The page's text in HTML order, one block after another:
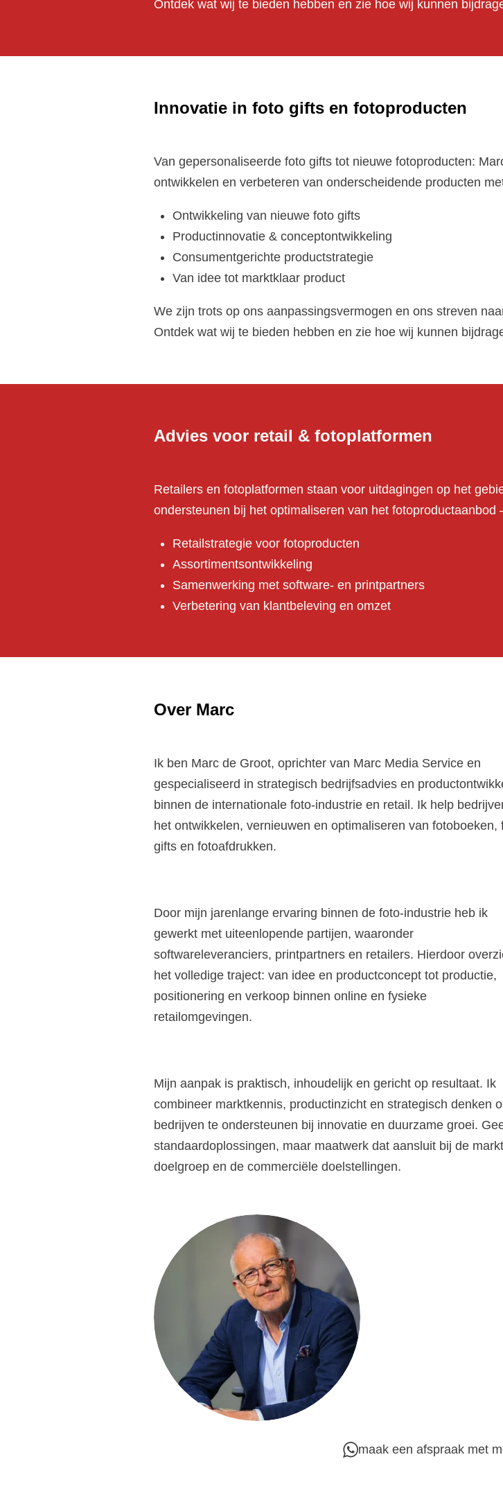
Ontdek wat wij te bieden hebben en zie hoe wij kunnen
Innovatie in foto gifts en fotoproducten
Van gepersonaliseerde foto gifts tot nieuwe fotoproducten:
ontwikkelen en verbeteren van onderscheidende producten
Ontwikkeling van nieuwe foto gifts
Productinnovatie & conceptontwikkeling
Consumentgerichte productstrategie
Van idee tot marktklaar product
We zijn trots op ons aanpassingsvermogen en ons streven
Ontdek wat wij te bieden hebben en zie hoe wij kunnen
Advies voor retail & fotoplatformen
Retailers en fotoplatformen staan voor uitdagingen op het
ondersteunen bij het optimaliseren van het
Retailstrategie voor fotoproducten
Assortimentsontwikkeling
Samenwerking met software- en printpartners
Verbetering van klantbeleving en omzet
Over Marc
Ik ben Marc de Groot, oprichter van Marc Media Service en
gespecialiseerd in strategisch bedrijfsadvies en
binnen de internationale foto-industrie en retail. Ik help
het ontwikkelen, vernieuwen en optimaliseren van fotoboeken,
gifts en fotoafdrukken.
Door mijn jarenlange ervaring binnen de foto-industrie heb ik
gewerkt met uiteenlopende partijen, waaronder
softwareleveranciers, printpartners en retailers. Hierdoor
het volledige traject: van idee en productconcept tot productie,
positionering en verkoop binnen online en fysieke
retailomgevingen.
Mijn aanpak is praktisch, inhoudelijk en gericht op resultaat. Ik
combineer marktkennis, productinzicht en strategisch denken
bedrijven te ondersteunen bij innovatie en duurzame groei.
standaardoplossingen, maar maatwerk dat aansluit bij de
doelgroep en de commerciële doelstellingen.
maak een afspraak met